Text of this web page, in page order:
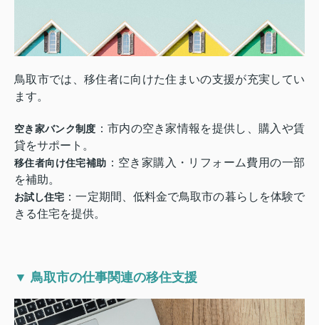
鳥取市では、移住者に向けた住まいの支援が充実してい
ます。
空き家バンク制度 ：市内の空き家情報を提供し、購入や賃
貸をサポート。
移住者向け住宅補助 ：空き家購入・リフォーム費用の一部
を補助。
お試し住宅 ：一定期間、低料金で鳥取市の暮らしを体験で
きる住宅を提供。
▼ 鳥取市の仕事関連の移住支援